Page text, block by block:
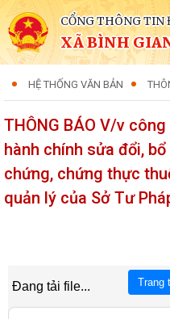
CỔNG THÔNG TIN
XÃ BÌNH
HỆ THỐNG VĂN BẢN
THÔNG BÁO V/v
hành chính sửa đổi,
chứng, chứng thực
quản lý của Sở Tư